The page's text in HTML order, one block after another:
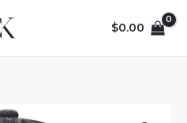
$0.00